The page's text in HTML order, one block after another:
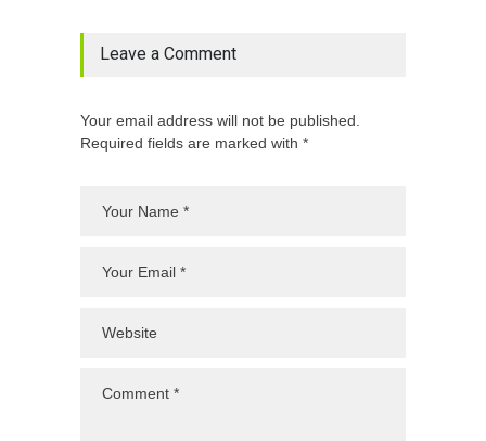
Leave a Comment
Your email address will not be published.
Required fields are marked with *